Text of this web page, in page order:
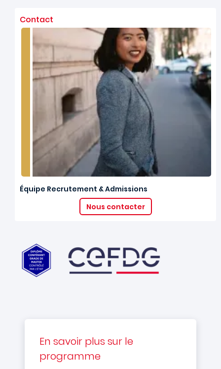
Contact
Équipe Recrutement & Admissions
Nous contacter
En savoir plus sur le
programme